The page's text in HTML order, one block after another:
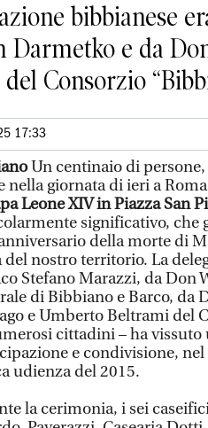
bibbianese
Darmetko e da
Consorzio
17:33
Un centinaio di
nella giornata di ieri a
Leone XIV in Piazza San
significativo, che
della morte di
del nostro territorio. La
Stefano Marazzi, da Don
di Bibbiano e Barco, da
e Umberto Beltrami del
cittadini – ha
e condivisione,
udienza del 2015.
la cerimonia, i sei